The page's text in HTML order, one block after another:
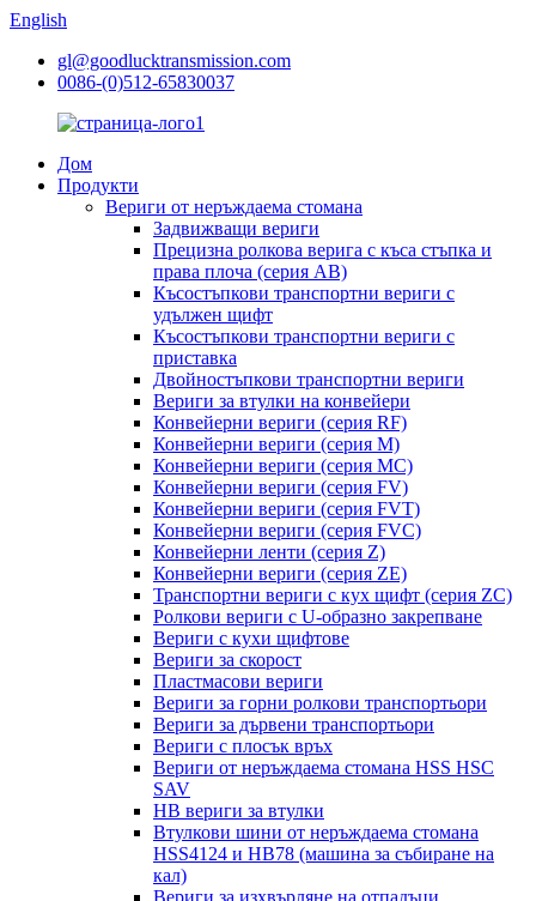
English
gl@goodlucktransmission.com
0086-(0)512-65830037
Дом
Продукти
Вериги от неръждаема стомана
Задвижващи вериги
Прецизна ролкова верига с къса стъпка и
права плоча (серия AB)
Късостъпкови транспортни вериги с
удължен щифт
Късостъпкови транспортни вериги с
приставка
Двойностъпкови транспортни вериги
Вериги за втулки на конвейери
Конвейерни вериги (серия RF)
Конвейерни вериги (серия M)
Конвейерни вериги (серия MC)
Конвейерни вериги (серия FV)
Конвейерни вериги (серия FVT)
Конвейерни вериги (серия FVC)
Конвейерни ленти (серия Z)
Конвейерни вериги (серия ZE)
Транспортни вериги с кух щифт (серия ZC)
Ролкови вериги с U-образно закрепване
Вериги с кухи щифтове
Вериги за скорост
Пластмасови вериги
Вериги за горни ролкови транспортьори
Вериги за дървени транспортьори
Вериги с плосък връх
Вериги от неръждаема стомана HSS HSC
SAV
HB вериги за втулки
Втулкови шини от неръждаема стомана
HSS4124 и HB78 (машина за събиране на
кал)
Вериги за изхвърляне на отпадъци